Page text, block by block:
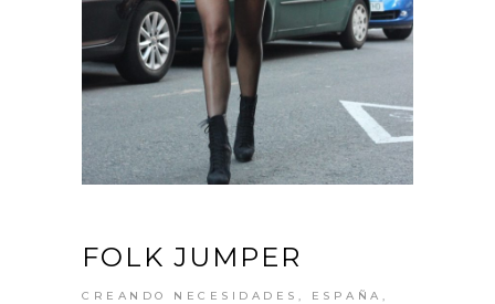
FOLK JUMPER
CREANDO NECESIDADES , ESPAÑA ,